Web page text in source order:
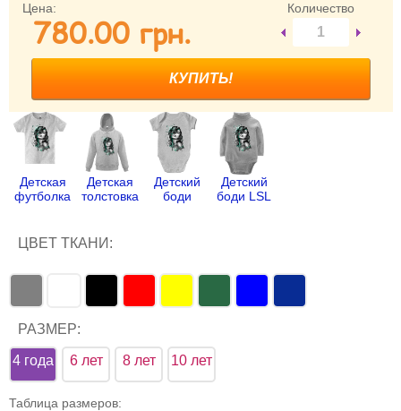
Забыли имя пользователя (логин)?
Регистрация
Цена:
780.00 грн.
Количество
Детская
футболка
Детская
толстовка
Детский
боди
Детский
боди LSL
ЦВЕТ ТКАНИ:
РАЗМЕР:
4 года 6 лет 8 лет 10 лет
Таблица размеров: